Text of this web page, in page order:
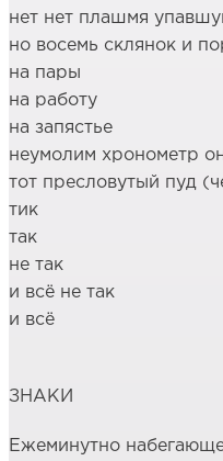
нет нет плашмя
но восемь склянок и
на пары
на работу
на запястье
неумолим хронометр
тот пресловутый пуд
тик
так
не так
и всё не так
и всё
ЗНАКИ
Ежеминутно